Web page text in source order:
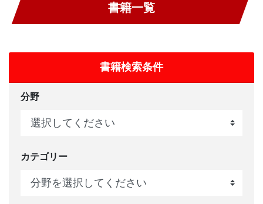
書籍一覧
書籍検索条件
分野
カテゴリー